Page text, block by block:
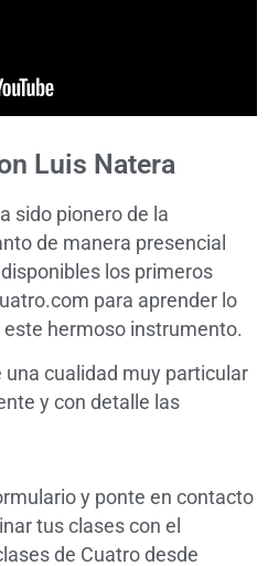
Luis Natera
sido pionero de la
de manera presencial
los primeros
para aprender lo
hermoso instrumento.
cualidad muy particular
y con detalle las
y ponte en contacto
tus clases con el
de Cuatro desde